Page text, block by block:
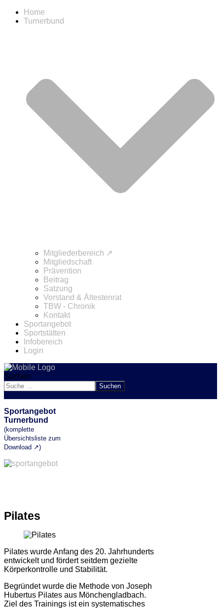
Home
Turnerbund
Mitgliederbereich ↗
Mitgliedschaft
Prävention
Beitrag
Satzung
Vorstand & Ältestenrat
TBW - Chronik
Kontakt
Sportangebot
Sportstätten
Infobereich
Login
Suchen
Suchen
Sportangebot
Turnerbund
(komplette
Übersichtsliste zum
Download ↗)
Pilates
Pilates wurde Anfang des 20. Jahrhunderts
entwickelt und fördert seitdem gezielte
Körperkontrolle und Stabilität.
Begründet wurde die Methode von Joseph
Hubertus Pilates aus Mönchengladbach.
Ziel des Trainings ist ein systematisches